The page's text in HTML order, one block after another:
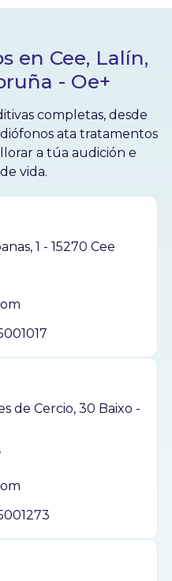
en Cee, Lalín,
- Oe+
completas, desde
ata tratamentos
a túa audición e
vida.
1 - 15270 Cee
de Cercio, 30 Baixo -